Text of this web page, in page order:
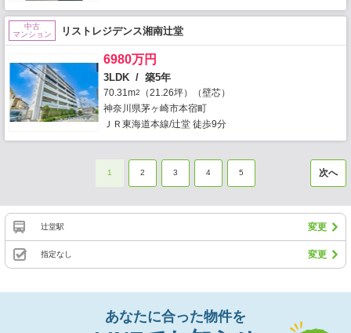
中古
マンション
リストレジデンス湘南辻堂
6980万円
3LDK / 築5年
70.31m2
（21.26坪）（壁芯）
神奈川県茅ヶ崎市本宿町
ＪＲ東海道本線/辻堂 徒歩9分
1 2 3 4 5 次へ
辻堂駅 変更
指定なし 変更
あなたに合った物件を